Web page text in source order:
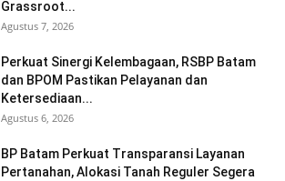
Grassroot...
Agustus 7, 2026
Perkuat Sinergi Kelembagaan, RSBP Batam
dan BPOM Pastikan Pelayanan dan
Ketersediaan...
Agustus 6, 2026
BP Batam Perkuat Transparansi Layanan
Pertanahan, Alokasi Tanah Reguler Segera